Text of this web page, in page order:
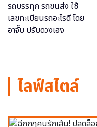
ไลฟ์สไตล์